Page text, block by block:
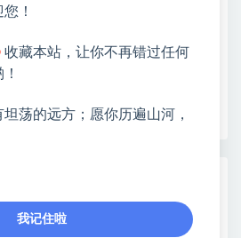
知。
好评！
网，欢迎加入本站会员，将尽
从0到1实战课，吃透CodeX全功能，
AI开发实战，从部署到高阶项目一键
！
收藏本站，让你不再错过任何
荡的远方；愿你历遍山河，
我记住啦